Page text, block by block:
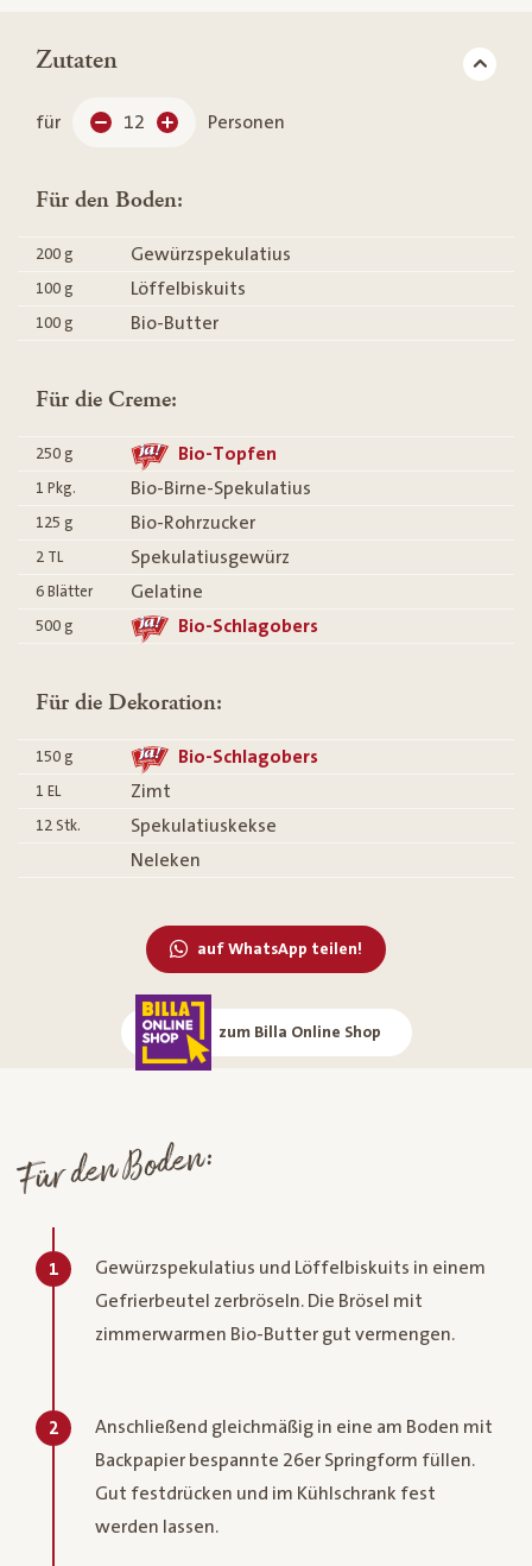
Zutaten
für 12 Personen
Für den Boden:
200 g Gewürzspekulatius
100 g Löffelbiskuits
100 g Bio-Butter
Für die Creme:
250 g Bio-Topfen
1 Pkg. Bio-Birne-Spekulatius
125 g Bio-Rohrzucker
2 TL Spekulatiusgewürz
6 Blätter Gelatine
500 g Bio-Schlagobers
Für die Dekoration:
150 g Bio-Schlagobers
1 EL Zimt
12 Stk.
Spekulatiuskekse
Neleken
auf WhatsApp teilen!
zum Billa Online Shop
Für den Boden:
1
Gewürzspekulatius und Löffelbiskuits in einem
Gefrierbeutel zerbröseln. Die Brösel mit
zimmerwarmen Bio-Butter gut vermengen.
2
Anschließend gleichmäßig in eine am Boden mit
Backpapier bespannte 26er Springform füllen.
Gut festdrücken und im Kühlschrank fest
werden lassen.